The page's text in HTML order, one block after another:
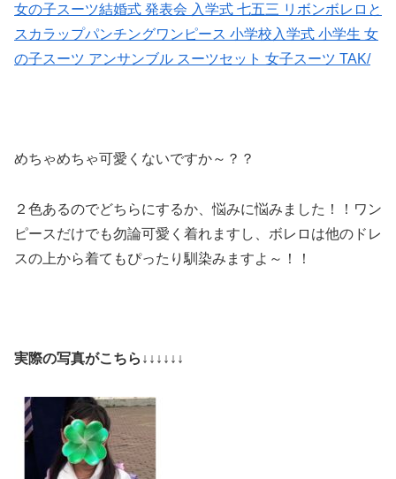
女の子スーツ結婚式 発表会 入学式 七五三 リボンボレロと
スカラップパンチングワンピース 小学校入学式 小学生 女
の子スーツ アンサンブル スーツセット 女子スーツ TAK/
めちゃめちゃ可愛くないですか～？？
２色あるのでどちらにするか、悩みに悩みました！！ワン
ピースだけでも勿論可愛く着れますし、ボレロは他のドレ
スの上から着てもぴったり馴染みますよ～！！
実際の写真がこちら↓↓↓↓↓↓